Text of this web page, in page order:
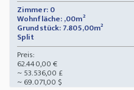
Zimmer: 0
Wohnfläche: ,00m²
Grundstück: 7.805,00m²
Split
Preis:
62.440,00 €
~ 53.536,00 £
~ 69.071,00 $